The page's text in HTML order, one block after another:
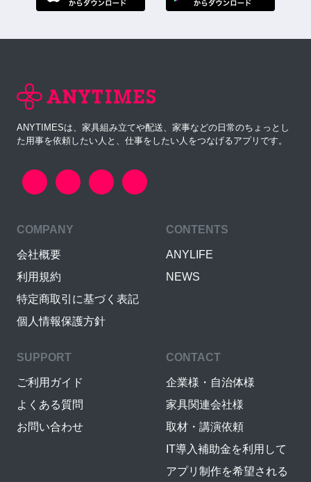
ANYTIMESは、家具組み立てや配送、家事などの日常のちょっとし
た用事を依頼したい人と、仕事をしたい人をつなげるアプリです。
COMPANY
会社概要
利用規約
特定商取引に基づく表記
個人情報保護方針
CONTENTS
ANYLIFE
NEWS
SUPPORT
ご利用ガイド
よくある質問
お問い合わせ
CONTACT
企業様・自治体様
家具関連会社様
取材・講演依頼
IT導入補助金を利用して
アプリ制作を希望される